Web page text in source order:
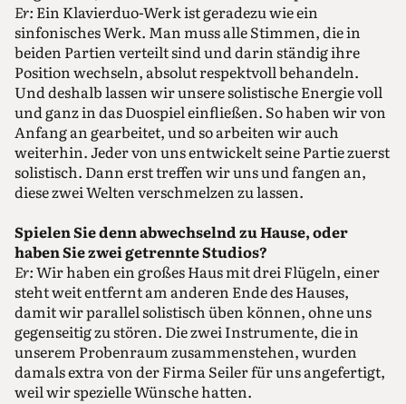
Er: Ein Klavierduo-Werk ist geradezu wie ein
sinfonisches Werk. Man muss alle Stimmen, die in
beiden Partien verteilt sind und darin ständig ihre
Position wechseln, absolut respektvoll behandeln.
Und deshalb lassen wir unsere solistische Energie voll
und ganz in das Duospiel einfließen. So haben wir von
Anfang an gearbeitet, und so arbeiten wir auch
weiterhin. Jeder von uns entwickelt seine Partie zuerst
solistisch. Dann erst treffen wir uns und fangen an,
diese zwei Welten verschmelzen zu lassen.
Spielen Sie denn abwechselnd zu Hause, oder
haben Sie zwei getrennte Studios?
Er:Wir haben ein großes Haus mit drei Flügeln, einer
steht weit entfernt am anderen Ende des Hauses,
damit wir parallel solistisch üben können, ohne uns
gegenseitig zu stören. Die zwei Instrumente, die in
unserem Probenraum zusammenstehen, wurden
damals extra von der Firma Seiler für uns angefertigt,
weil wir spezielle Wünsche hatten.